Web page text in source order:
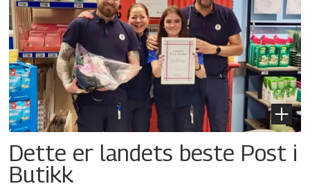
Dette er landets beste Post i
Butikk